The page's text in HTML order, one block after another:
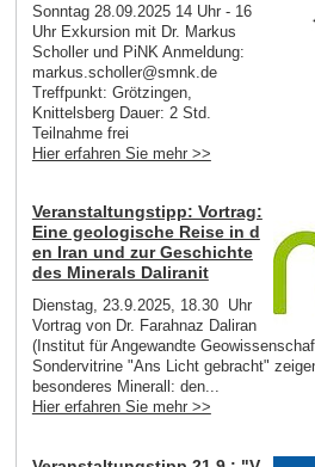
Sonntag 28.09.2025 14 Uhr - 16
Uhr Exkursion mit Dr. Markus
Scholler und PiNK Anmeldung:
markus.scholler@smnk.de
Treffpunkt: Grötzingen,
Knittelsberg Dauer: 2 Std.
Teilnahme frei
Hier erfahren Sie mehr >>
Veranstaltungstipp: Vortrag:
Eine geologische Reise in d
en Iran und zur Geschichte
des Minerals Daliranit
Dienstag, 23.9.2025, 18.30 Uhr
Vortrag von Dr. Farahnaz Daliran
(Institut für Angewandte
Sondervitrine "Ans Licht gebracht"
besonderes Minerall: den...
Hier erfahren Sie mehr >>